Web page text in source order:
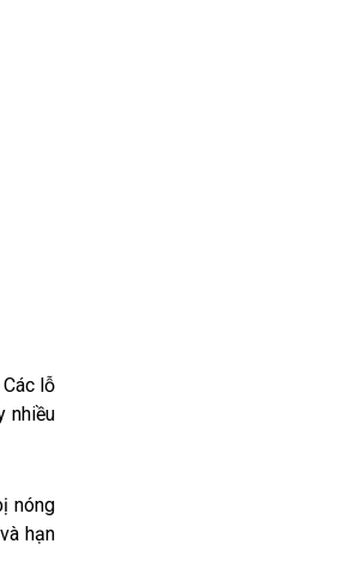
lỗ
nhiều
nóng
hạn